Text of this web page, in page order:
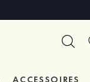
ACCESSOIRES